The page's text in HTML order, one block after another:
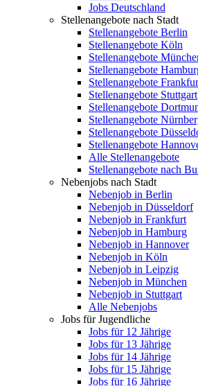
Jobs Deutschland
Stellenangebote nach Stadt
Stellenangebote Berlin
Stellenangebote Köln
Stellenangebote
Stellenangebote
Stellenangebote
Stellenangebote Stuttgart
Stellenangebote
Stellenangebote
Stellenangebote
Stellenangebote
Alle Stellenangebote
Stellenangebote nach
Nebenjobs nach Stadt
Nebenjob in Berlin
Nebenjob in Düsseldorf
Nebenjob in Frankfurt
Nebenjob in Hamburg
Nebenjob in Hannover
Nebenjob in Köln
Nebenjob in Leipzig
Nebenjob in München
Nebenjob in Stuttgart
Alle Nebenjobs
Jobs für Jugendliche
Jobs für 12 Jährige
Jobs für 13 Jährige
Jobs für 14 Jährige
Jobs für 15 Jährige
Jobs für 16 Jährige